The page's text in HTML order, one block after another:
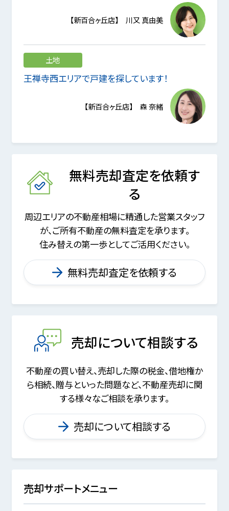
【新百合ヶ丘店】 川又 真由美
土地
王禅寺西エリアで戸建を探しています！
【新百合ヶ丘店】 森 奈緒
無料売却査定を依頼す
る
周辺エリアの不動産相場に精通した営業スタッフ
が、ご所有不動産の無料査定を承ります。
住み替えの第一歩としてご活用ください。
無料売却査定を依頼する
売却について相談する
不動産の買い替え、売却した際の税金、借地権か
ら相続、贈与といった問題など、不動産売却に関
する様々なご相談を承ります。
売却について相談する
売却サポートメニュー